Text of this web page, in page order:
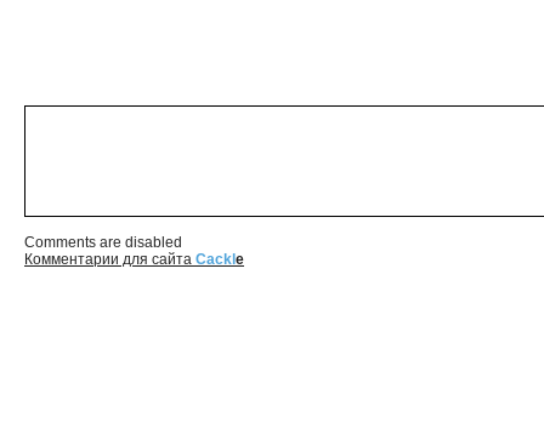
Comments are disabled
Комментарии для сайта Cackl e